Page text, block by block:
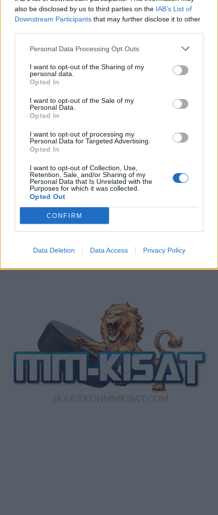
also be disclosed by us to third parties on the IAB’s List of
Downstream Participants that may further disclose it to other
Personal Data Processing Opt Outs
I want to opt-out of the Sharing of my
personal data.
Opted In
I want to opt-out of the Sale of my
Personal Data.
Opted In
I want to opt-out of processing my
Personal Data for Targeted Advertising.
Opted In
I want to opt-out of Collection, Use,
Retention, Sale, and/or Sharing of my
Personal Data that Is Unrelated with the
Purposes for which it was collected.
Opted Out
CONFIRM
Data Deletion Data Access Privacy Policy
NHL:n yleisökeskiarvot
kaudella 2019-2020 – tässä
viiden kärki!
Lähde: Markus Granlund siirtyy
KHL:ään – uusi seura Salavat
LIITTYVÄT ARTIKKELIT LISÄÄ TEKIJÄLTÄ
Leijonat julkisti ketjut Sveitsi-peliin –
Aleksander Barkov tekee paluun
kaukaloon
Venäläisveskari sekosi Suomen 2.
divisioonassa – sai samasta tilanteesta
50 jäähyminuuttia
Kanada – USA klo 15:10 – näin katsot